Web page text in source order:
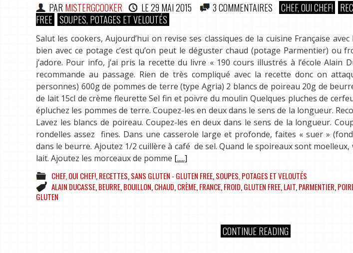
PAR MISTERGCOOKER LE29 MAI 2015 3 COMMENTAIRES CHEF, OUI CHEF!
FREE SOUPES, POTAGES ET VELOUTÉS
Salut les cookers, Aujourd’hui on revise ses classiques de la cuisine Française
bien avec ce potage c’est qu’on peut le déguster chaud (potage Parmentier) ou
j’adore. Pour info, j’ai pris la recette du livre « 190 cours illustrés à l’école Alain
recommande au passage. Rien de très compliqué avec la recette donc on
personnes) 600g de pommes de terre (type Agria) 2 blancs de poireau 20g de
de lait 15cl de crème fleurette Sel fin et poivre du moulin Quelques pluches de
épluchez les pommes de terre. Coupez-les en deux dans le sens de la longueur.
Lavez les blancs de poireau. Coupez-les en deux dans le sens de la longueur.
rondelles assez fines. Dans une casserole large et profonde, faites « suer »
dans le beurre. Ajoutez 1/2 cuillère à café de sel. Quand le spoireaux sont
lait. Ajoutez les morceaux de pomme [.....]
CHEF, OUI CHEF!,RECETTES,SANS GLUTEN - GLUTEN FREE,SOUPES, POTAGES ET VELOUTÉS
ALAIN DUCASSE,BEURRE,BOUILLON,CHAUD,CRÈME,FRANCE,FROID,GLUTEN FREE,LAIT,PARMENTIER,
GLUTEN
CONTINUE READING